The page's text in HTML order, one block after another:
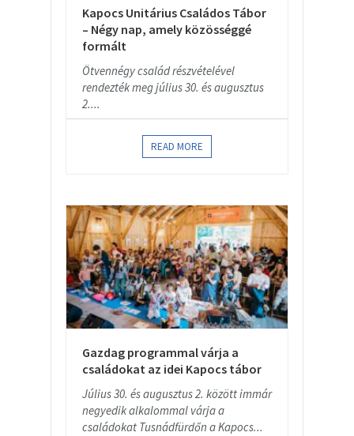
Kapocs Unitárius Családos Tábor
– Négy nap, amely közösséggé
formált
Ötvennégy család részvételével
rendezték meg július 30. és augusztus
2....
READ MORE
Gazdag programmal várja a
családokat az idei Kapocs tábor
Július 30. és augusztus 2. között immár
negyedik alkalommal várja a
családokat Tusnádfürdőn a Kapocs...